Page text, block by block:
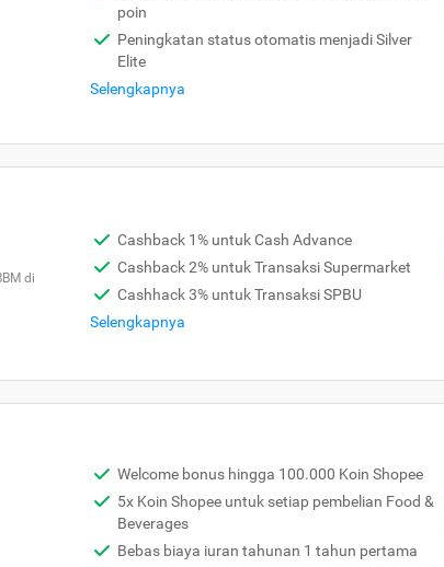
poin
Peningkatan status otomatis menjadi Silver
Elite
Selengkapnya
di
Cashback 1% untuk Cash Advance
Cashback 2% untuk Transaksi Supermarket
Cashhack 3% untuk Transaksi SPBU
Selengkapnya
Welcome bonus hingga 100.000 Koin Shopee
5x Koin Shopee untuk setiap pembelian Food &
Beverages
Bebas biaya iuran tahunan 1 tahun pertama